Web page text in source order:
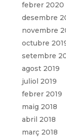
febrer 2020
desembre
novembre
octubre
setembre
agost 2019
juliol 2019
febrer 2019
maig 2018
abril 2018
març 2018